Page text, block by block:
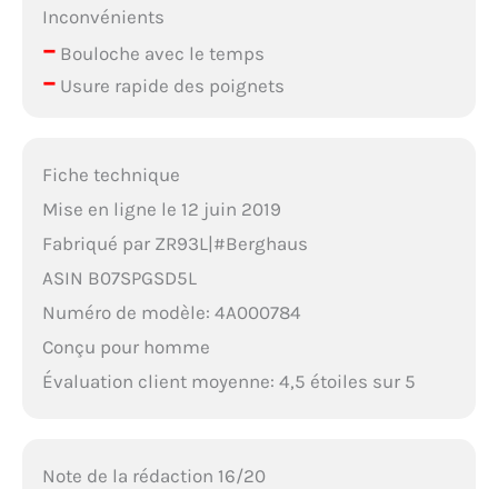
Inconvénients
–Bouloche avec le temps
–Usure rapide des poignets
Fiche technique
Mise en ligne le 12 juin 2019
Fabriqué par ZR93L|#Berghaus
ASIN B07SPGSD5L
Numéro de modèle: 4A000784
Conçu pour homme
Évaluation client moyenne: 4,5 étoiles sur 5
Note de la rédaction 16/20